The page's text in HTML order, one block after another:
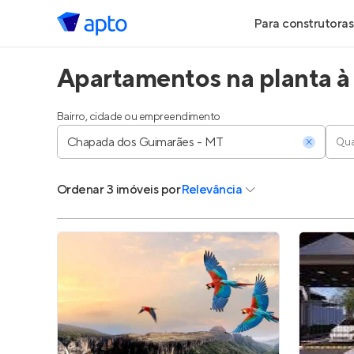
Para construtoras
Geração de
Geração de
Parcerias
Anunciar
Entrar no
Apartamentos na planta
Bairro, cidade ou empreendimento
Ordenar3 imóveis porRelevância